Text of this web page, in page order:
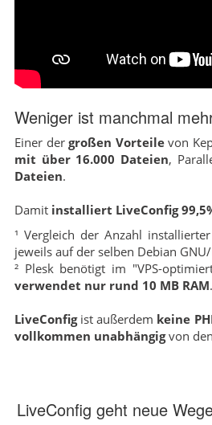
Weniger ist manchmal
Einer dergroßen Vorteilevon
mit über 16.000 Dateien,
Dateien.
Damit installiert LiveConfig
¹ Vergleich der Anzahl
jeweils auf der selben Debian
² Plesk benötigt im "VPS-
verwendet nur rund 10 MB RAM.
LiveConfigist außerdem keine
vollkommen unabhängigvon
LiveConfig geht neue